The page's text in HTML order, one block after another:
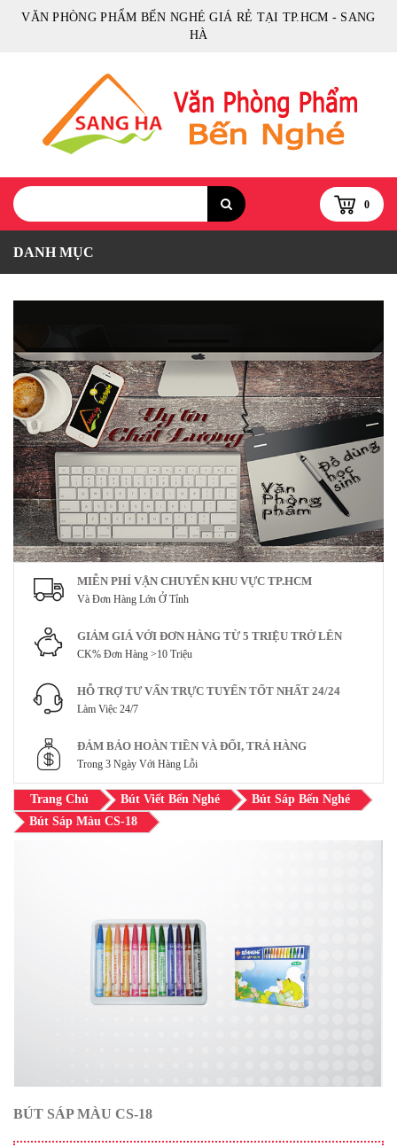
VĂN PHÒNG PHẨM BẾN NGHÉ GIÁ RẺ TẠI TP.HCM - SANG
HÀ
0
DANH MỤC
MIỄN PHÍ VẬN CHUYỂN KHU VỰC TP.HCM
Và Đơn Hàng Lớn Ở Tỉnh
GIẢM GIÁ VỚI ĐƠN HÀNG TỪ 5 TRIỆU TRỞ LÊN
CK% Đơn Hàng >10 Triệu
HỖ TRỢ TƯ VẤN TRỰC TUYẾN TỐT NHẤT 24/24
Làm Việc 24/7
ĐẢM BẢO HOÀN TIỀN VÀ ĐỔI, TRẢ HÀNG
Trong 3 Ngày Với Hàng Lỗi
Trang Chủ Bút Viết Bến Nghé
Bút Sáp Bến Nghé
Bút Sáp Màu CS-18
BÚT SÁP MÀU CS-18